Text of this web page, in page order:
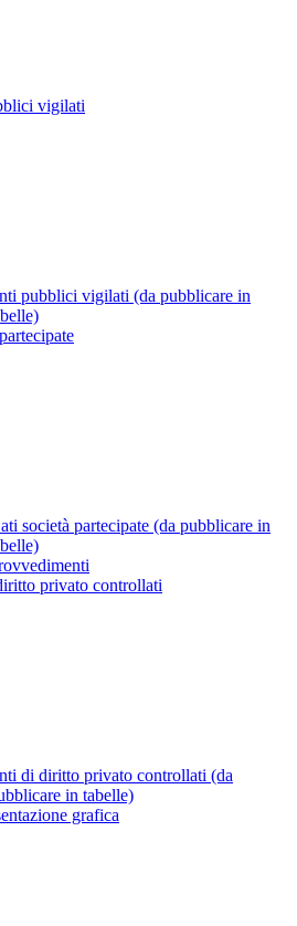
vigilati
pubblici vigilati (da pubblicare in
società partecipate (da pubblicare in
privato controllati
di diritto privato controllati (da
in tabelle)
grafica